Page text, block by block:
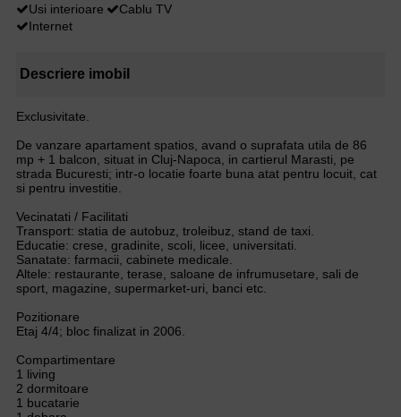
Usi interioare
Cablu TV
Internet
Descriere imobil
Exclusivitate.
De vanzare apartament spatios, avand o suprafata utila de 86
mp + 1 balcon, situat in Cluj-Napoca, in cartierul Marasti, pe
strada Bucuresti; intr-o locatie foarte buna atat pentru locuit, cat
si pentru investitie.
Vecinatati / Facilitati
Transport: statia de autobuz, troleibuz, stand de taxi.
Educatie: crese, gradinite, scoli, licee, universitati.
Sanatate: farmacii, cabinete medicale.
Altele: restaurante, terase, saloane de infrumusetare, sali de
sport, magazine, supermarket-uri, banci etc.
Pozitionare
Etaj 4/4; bloc finalizat in 2006.
Compartimentare
1 living
2 dormitoare
1 bucatarie